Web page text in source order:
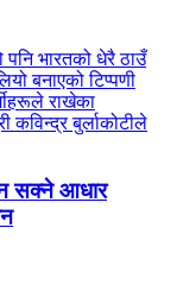
पनि भारतको धेरै ठाउँ
बनाएको टिप्पणी
राखेका
कविन्द्र बुर्लाकोटीले
सक्ने आधार